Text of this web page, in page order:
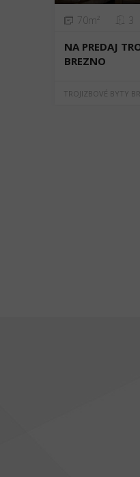
70m² 3
NA PREDAJ
BREZNO
TROJIZBOVÉ BYTY